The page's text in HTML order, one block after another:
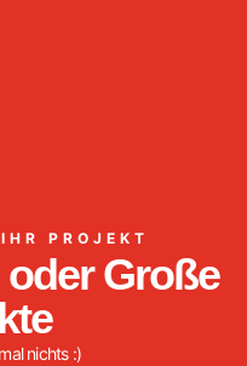
PROJEKT
Große
nichts :)